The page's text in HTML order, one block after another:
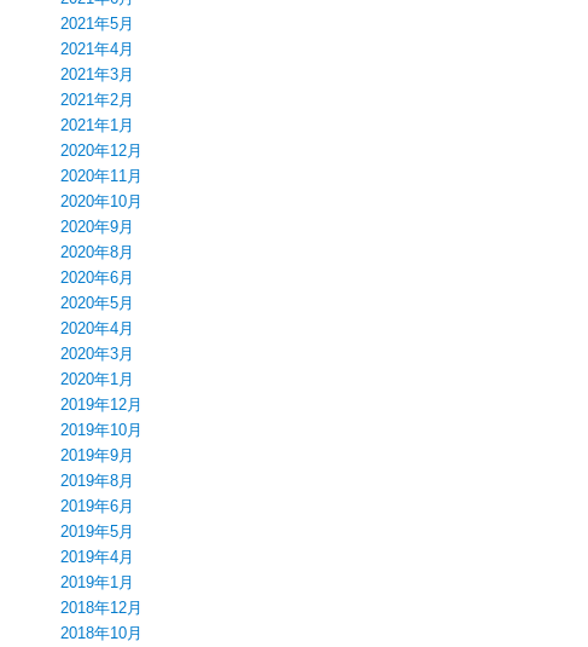
2021年5月
2021年4月
2021年3月
2021年2月
2021年1月
2020年12月
2020年11月
2020年10月
2020年9月
2020年8月
2020年6月
2020年5月
2020年4月
2020年3月
2020年1月
2019年12月
2019年10月
2019年9月
2019年8月
2019年6月
2019年5月
2019年4月
2019年1月
2018年12月
2018年10月